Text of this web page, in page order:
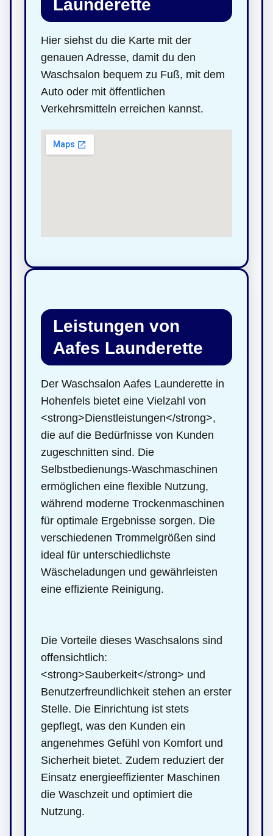
Launderette
Hier siehst du die Karte mit der
genauen Adresse, damit du den
Waschsalon bequem zu Fuß, mit dem
Auto oder mit öffentlichen
Verkehrsmitteln erreichen kannst.
Leistungen von
Aafes Launderette
Der Waschsalon Aafes Launderette in
Hohenfels bietet eine Vielzahl von
<strong>Dienstleistungen</strong>,
die auf die Bedürfnisse von Kunden
zugeschnitten sind. Die
Selbstbedienungs-Waschmaschinen
ermöglichen eine flexible Nutzung,
während moderne Trockenmaschinen
für optimale Ergebnisse sorgen. Die
verschiedenen Trommelgrößen sind
ideal für unterschiedlichste
Wäscheladungen und gewährleisten
eine effiziente Reinigung.
Die Vorteile dieses Waschsalons sind
offensichtlich:
<strong>Sauberkeit</strong> und
Benutzerfreundlichkeit stehen an erster
Stelle. Die Einrichtung ist stets
gepflegt, was den Kunden ein
angenehmes Gefühl von Komfort und
Sicherheit bietet. Zudem reduziert der
Einsatz energieeffizienter Maschinen
die Waschzeit und optimiert die
Nutzung.